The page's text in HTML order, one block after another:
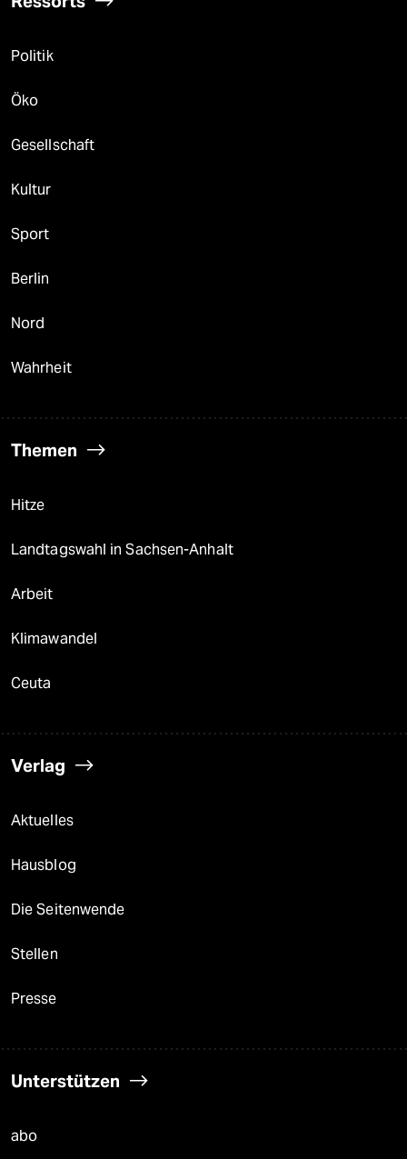
Politik
Öko
Gesellschaft
Kultur
Sport
Berlin
Nord
Wahrheit
Themen
Hitze
Landtagswahl in Sachsen-Anhalt
Arbeit
Klimawandel
Ceuta
Verlag
Aktuelles
Hausblog
Die Seitenwende
Stellen
Presse
Unterstützen
abo